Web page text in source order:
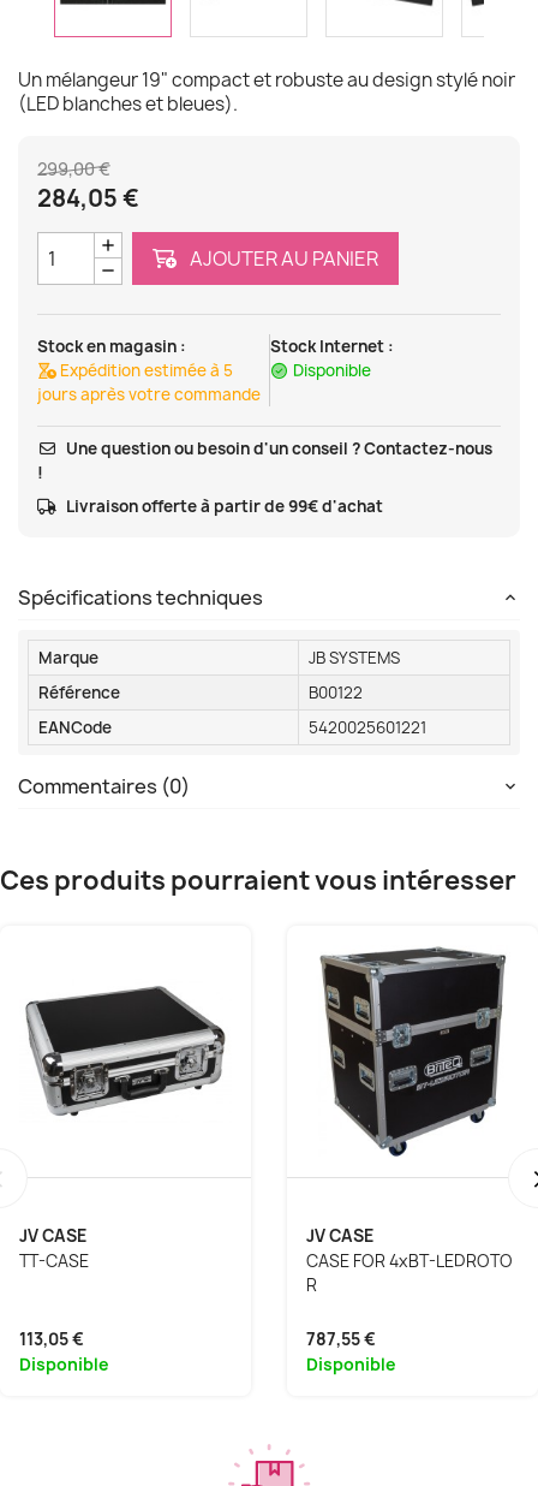
Un mélangeur 19" compact et robuste au design stylé noir
(LED blanches et bleues).
299,00 €
284,05 €
AJOUTER AU PANIER
Stock en magasin :
Expédition estimée à 5
jours après votre commande
Stock Internet :
Disponible
Une question ou besoin d'un conseil ? Contactez-nous
!
Livraison offerte à partir de 99€ d'achat
Spécifications techniques
Marque
JB SYSTEMS
Référence
B00122
EANCode
5420025601221
Commentaires (0)
Ces produits pourraient vous intéresser
JV CASE
TT-CASE
113,05 €
Disponible
JV CASE
CASE FOR 4xBT-LEDROTO
R
787,55 €
Disponible